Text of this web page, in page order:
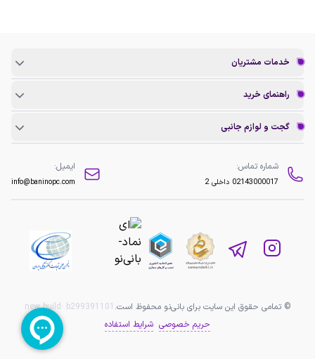
خدمات مشتریان
راهنمای خرید
گجت و لوازم جانبی
شماره تماس:
02143000017 داخلی 2
ایمیل:
info@baninopc.com
© تمامی حقوق این سایت برای بانی‌نو محفوظ است. new build: b299391101
حریم خصوصی شرایط استفاده